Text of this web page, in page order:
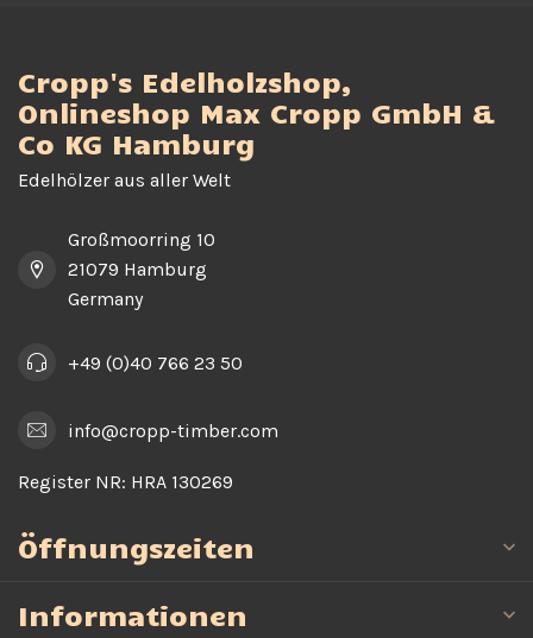
Cropp's Edelholzshop,
Onlineshop Max Cropp GmbH &
Co KG Hamburg
Edelhölzer aus aller Welt
Großmoorring 10
21079 Hamburg
Germany
+49 (0)40 766 23 50
info@cropp-timber.com
Register NR: HRA 130269
Öffnungszeiten
Informationen